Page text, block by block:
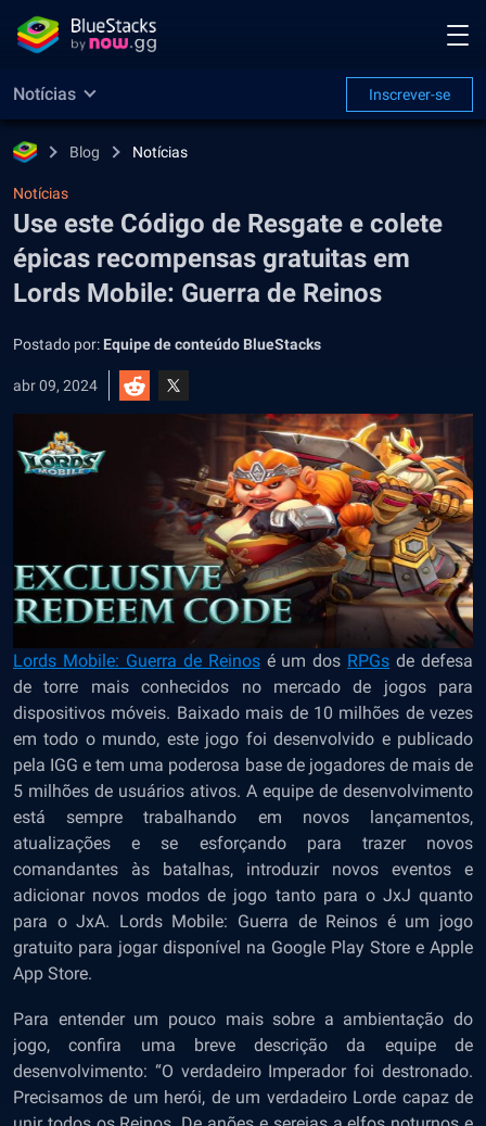
Notícias Inscrever-se
Blog Notícias
Notícias
Use este Código de Resgate e colete
épicas recompensas gratuitas em
Lords Mobile: Guerra de Reinos
Postado por: Equipe de conteúdo BlueStacks
abr 09, 2024
Lords Mobile: Guerra de Reinosé um dos RPGs de defesa
de torre mais conhecidos no mercado de jogos para
dispositivos móveis. Baixado mais de 10 milhões de vezes
em todo o mundo, este jogo foi desenvolvido e publicado
pela IGG e tem uma poderosa base de jogadores de mais de
5 milhões de usuários ativos. A equipe de desenvolvimento
está sempre trabalhando em novos lançamentos,
atualizações e se esforçando para trazer novos
comandantes às batalhas, introduzir novos eventos e
adicionar novos modos de jogo tanto para o JxJ quanto
para o JxA. Lords Mobile: Guerra de Reinos é um jogo
gratuito para jogar disponível na Google Play Store e Apple
App Store.
Para entender um pouco mais sobre a ambientação do
jogo, confira uma breve descrição da equipe de
desenvolvimento: “O verdadeiro Imperador foi destronado.
Precisamos de um herói, de um verdadeiro Lorde capaz de